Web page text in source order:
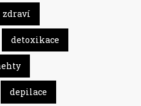
zdraví
detoxikace
depilace